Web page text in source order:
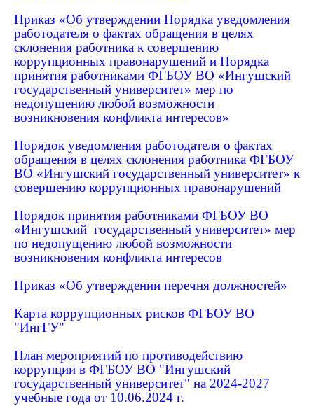
Приказ «Об утверждении Порядка уведомления
работодателя о фактах обращения в целях
склонения работника к совершению
коррупционных правонарушений и Порядка
принятия работниками ФГБОУ ВО «Ингушский
государственный университет» мер по
недопущению любой возможности
возникновения конфликта интересов»
Порядок уведомления работодателя о фактах
обращения в целях склонения работника ФГБОУ
ВО «Ингушский государственный университет» к
совершению коррупционных правонарушений
Порядок принятия работниками ФГБОУ ВО
«Ингушский государственный университет» мер
по недопущению любой возможности
возникновения конфликта интересов
Приказ «Об утверждении перечня должностей»
Карта коррупционных рисков ФГБОУ ВО
"ИнгГУ"
План мероприятий по противодействию
коррупции в ФГБОУ ВО "Ингушский
государственный университет" на 2024-2027
учебные года от 10.06.2024 г.